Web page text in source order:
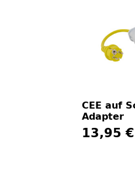
CEE auf
Adapter
13,95 €